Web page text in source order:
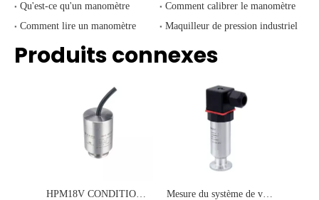
Qu'est-ce qu'un manomètre
Comment calibrer le manomètre
Comment lire un manomètre
Maquilleur de pression industriel
Produits connexes
HPM18V CONDITION DE CONDITION DE VIE Mesure du système de vide du transmetteur de pression absolue KF16